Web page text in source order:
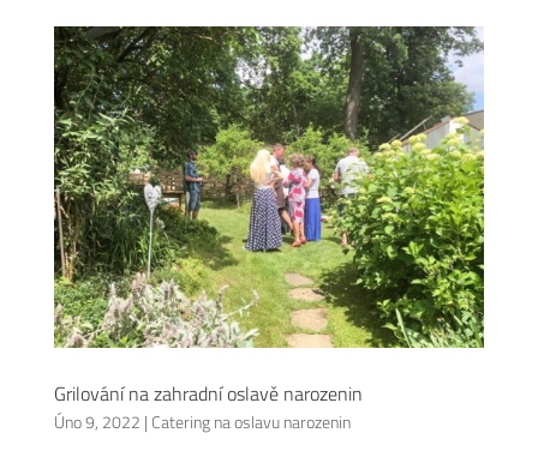
Grilování na zahradní oslavě narozenin
Úno 9, 2022 | Catering na oslavu narozenin